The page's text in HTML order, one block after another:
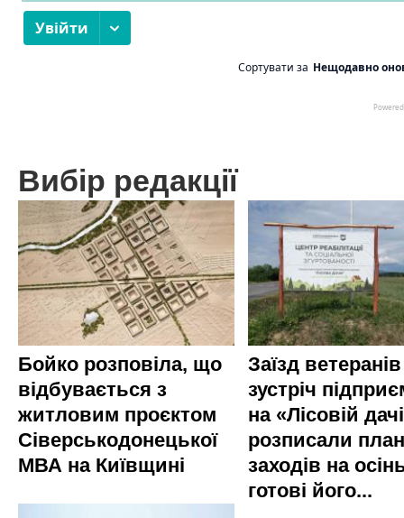
Вибір редакції
Бойко розповіла, що
відбувається з
житловим проєктом
Сіверськодонецької
МВА на Київщині
Заїзд
зустріч
на «Лісовій
розписали план
заходів на
готові його...